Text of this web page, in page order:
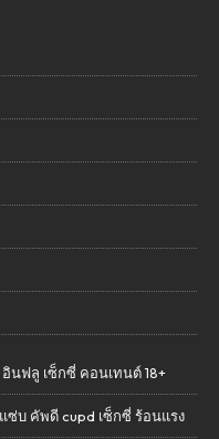
นฟลู เซ็กซี่ คอนเทนต์ 18+
บ คัพดี cupd เซ็กซี่ ร้อนแรง